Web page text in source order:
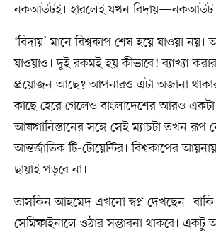
নকআউটই। হারলেই যখন
‘বিদায়’ মানে বিশ্বকাপ শেষ হয়ে যাওয়া নয়।
যাওয়াও। দুই রকমই হয় কীভাবে! ব্যাখ্যা
প্রয়োজন আছে? আপনারও এটা অজানা
কাছে হেরে গেলেও বাংলাদেশের আরও একটা
আফগানিস্তানের সঙ্গে সেই ম্যাচটা তখন রূপ
আন্তর্জাতিক টি-টোয়েন্টির। বিশ্বকাপের
ছায়াই পড়বে না।
তাসকিন আহমেদ এখনো স্বপ্ন দেখছেন।
সেমিফাইনালে ওঠার সম্ভাবনা থাকবে।